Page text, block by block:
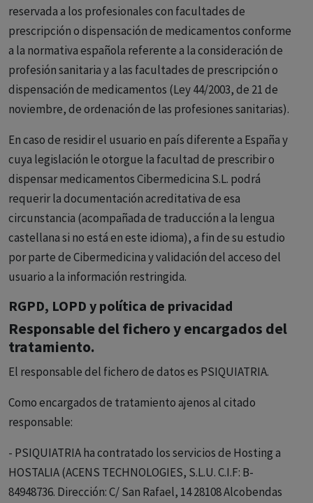
reservada a los profesionales con facultades de
prescripción o dispensación de medicamentos conforme
a la normativa española referente a la consideración de
profesión sanitaria y a las facultades de prescripción o
dispensación de medicamentos (Ley 44/2003, de 21 de
noviembre, de ordenación de las profesiones sanitarias).
En caso de residir el usuario en país diferente a España y
cuya legislación le otorgue la facultad de prescribir o
dispensar medicamentos Cibermedicina S.L. podrá
requerir la documentación acreditativa de esa
circunstancia (acompañada de traducción a la lengua
castellana si no está en este idioma), a fin de su estudio
por parte de Cibermedicina y validación del acceso del
usuario a la información restringida.
RGPD, LOPD y política de privacidad
Responsable del fichero y encargados del
tratamiento.
El responsable del fichero de datos es PSIQUIATRIA.
Como encargados de tratamiento ajenos al citado
responsable:
- PSIQUIATRIA ha contratado los servicios de Hosting a
HOSTALIA (ACENS TECHNOLOGIES, S.L.U. C.I.F: B-
84948736. Dirección: C/ San Rafael, 14 28108 Alcobendas